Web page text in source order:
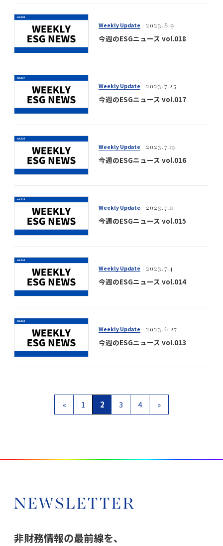
Weekly Update 2023.8.9
今週のESGニュース vol.018
Weekly Update 2023.7.25
今週のESGニュース vol.017
Weekly Update 2023.7.19
今週のESGニュース vol.016
Weekly Update 2023.7.11
今週のESGニュース vol.015
Weekly Update 2023.7.4
今週のESGニュース vol.014
Weekly Update 2023.6.27
今週のESGニュース vol.013
« 1 2 3 4 »
NEWSLETTER
非財務情報の最前線を、